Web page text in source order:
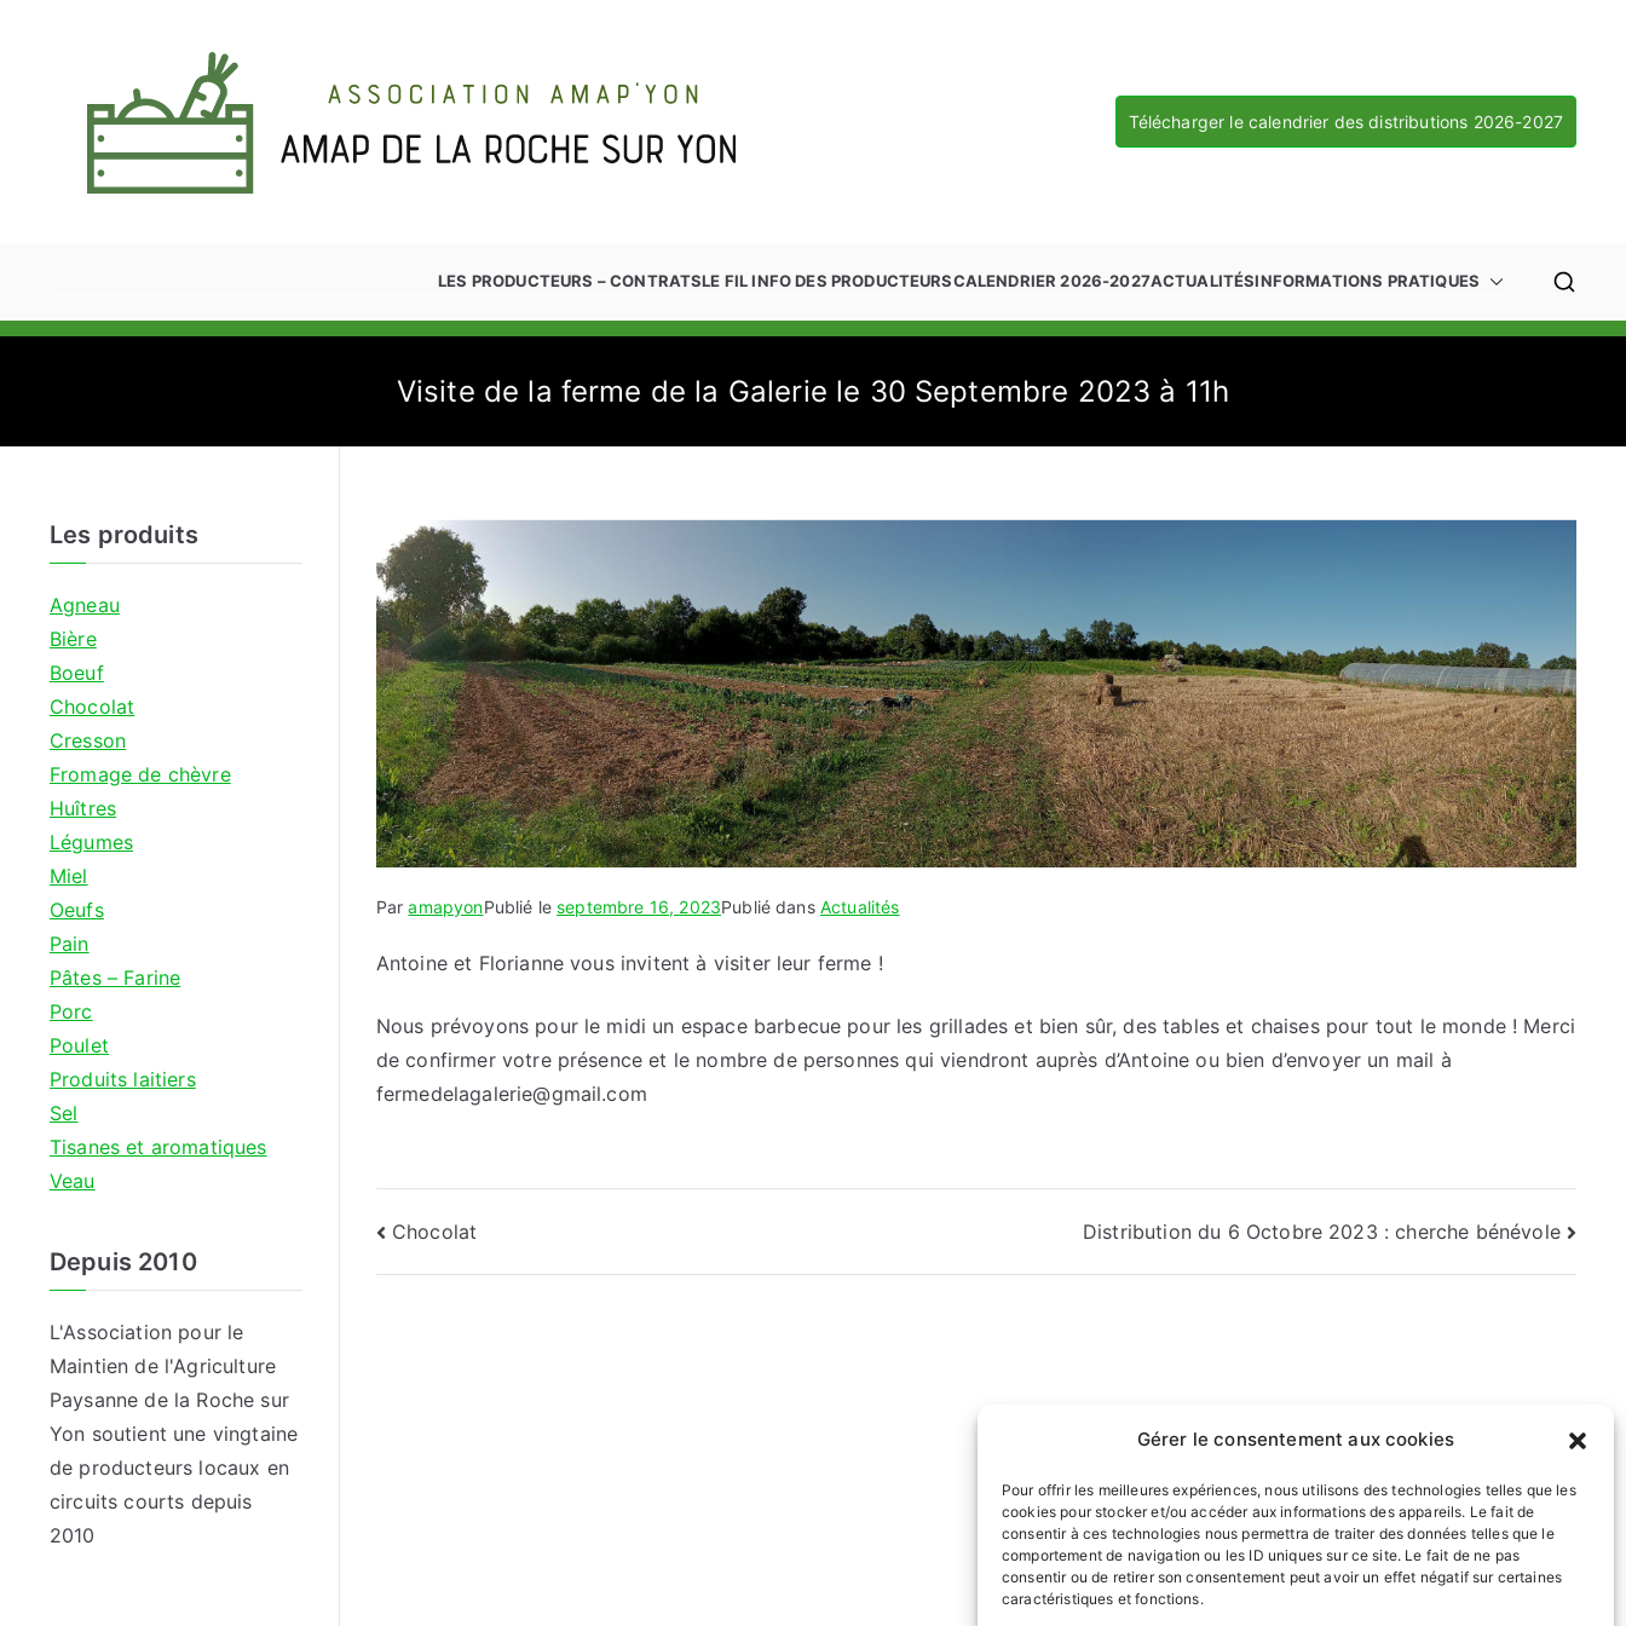
Gérer le consentement aux cookies
Pour offrir les meilleures expériences, nous utilisons des technologies telles que les
cookies pour stocker et/ou accéder aux informations des appareils. Le fait de
consentir à ces technologies nous permettra de traiter des données telles que le
comportement de navigation ou les ID uniques sur ce site. Le fait de ne pas
consentir ou de retirer son consentement peut avoir un effet négatif sur certaines
caractéristiques et fonctions.
Télécharger le calendrier des distributions 2026-2027
Amap'Yon
LES PRODUCTEURS – CONTRATSLE FIL INFO DES PRODUCTEURSCALENDRIER 2026-2027ACTUALITÉSINFORMATIONS PRATIQUES
Visite de la ferme de la Galerie le 30 Septembre 2023 à 11h
ParamapyonPublié leseptembre 16, 2023Publié dans Actualités
Antoine et Florianne vous invitent à visiter leur ferme !
Nous prévoyons pour le midi un espace barbecue pour les grillades et bien sûr, des tables et chaises pour tout le monde ! Merci
de confirmer votre présence et le nombre de personnes qui viendront auprès d’Antoine ou bien d’envoyer un mail à
fermedelagalerie@gmail.com
Navigation
de
Chocolat Distribution du 6 Octobre 2023 : cherche bénévole
Les produits
Agneau
Bière
Boeuf
Chocolat
Cresson
Fromage de chèvre
Huîtres
Légumes
Miel
Oeufs
Pain
Pâtes – Farine
Porc
Poulet
Produits laitiers
Sel
Tisanes et aromatiques
Veau
Depuis 2010
L'Association pour le
Maintien de l'Agriculture
Paysanne de la Roche sur
Yon soutient une vingtaine
de producteurs locaux en
circuits courts depuis
2010